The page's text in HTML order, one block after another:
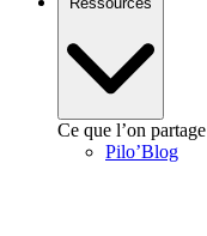
Ce que l’on partage
Pilo’Blog